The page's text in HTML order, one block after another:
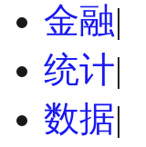
金融|
统计|
数据|